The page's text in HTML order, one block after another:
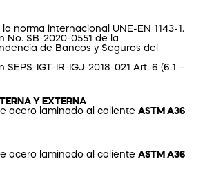
la norma internacional UNE-EN 1143-1.
No. SB-2020-0551 de la
de Bancos y Seguros del
SEPS-IGT-IR-IGJ-2018-021 Art. 6 (6.1 –
Y EXTERNA
acero laminado al calienteASTM A36
acero laminado al calienteASTM A36